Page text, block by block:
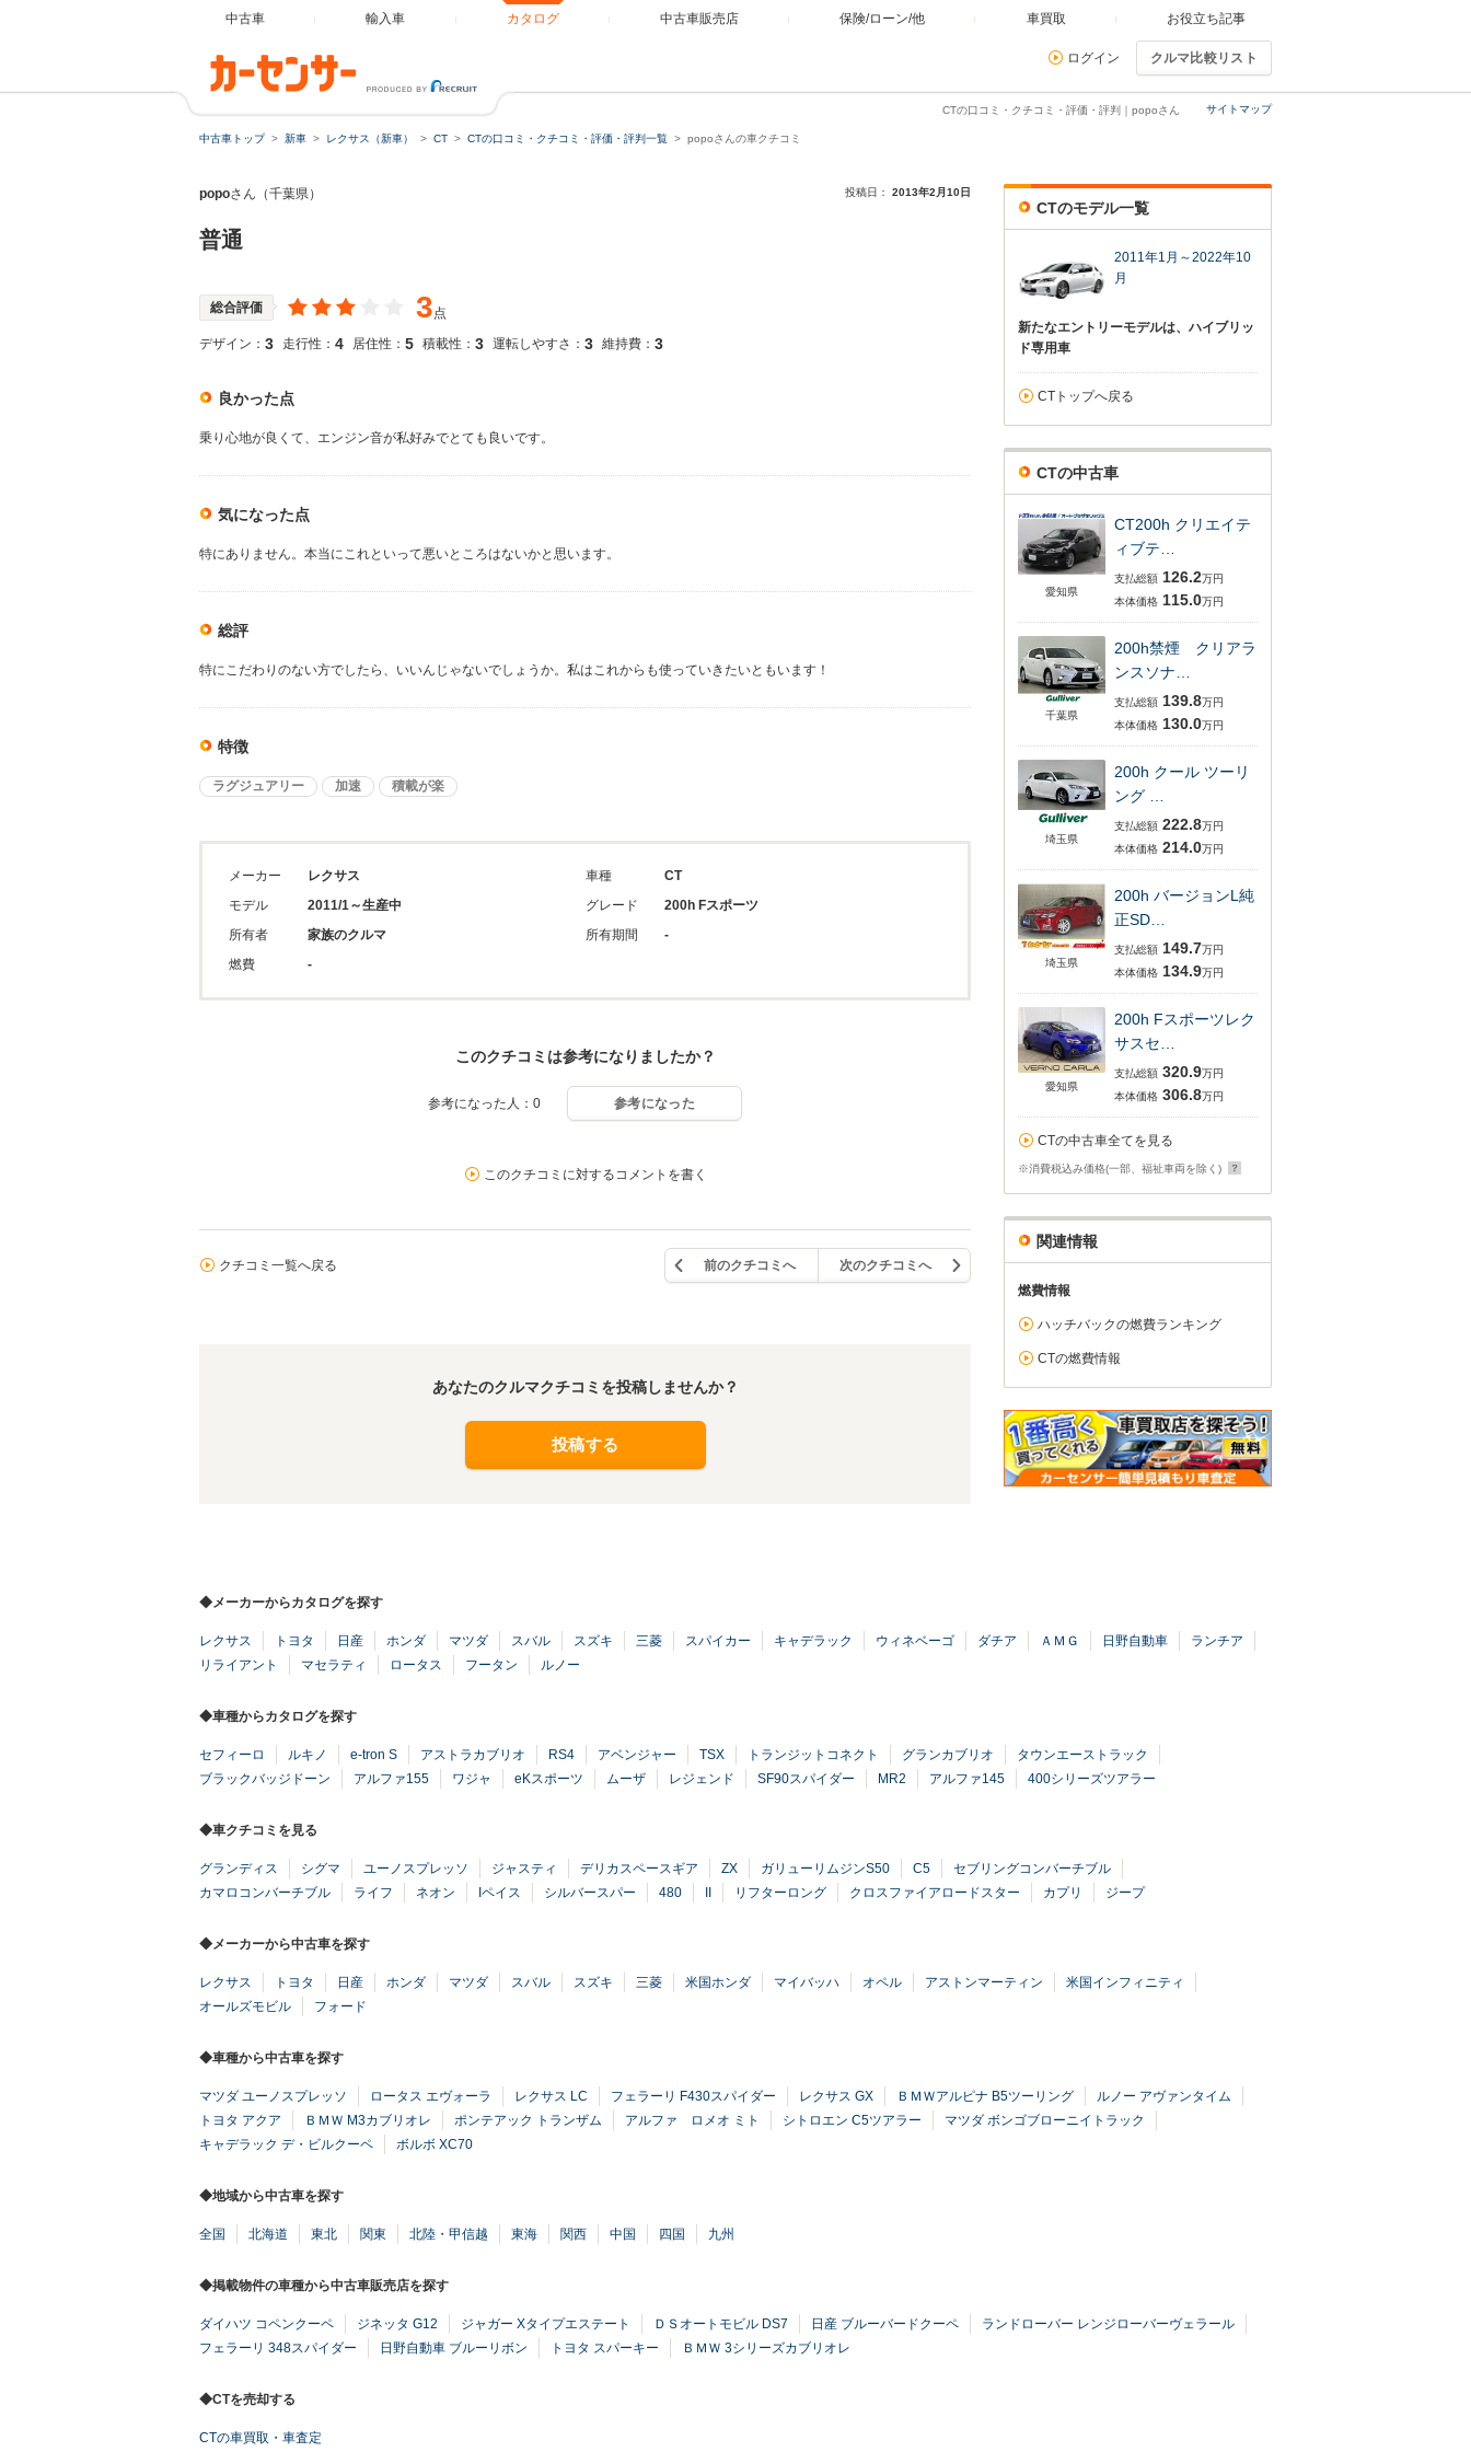
中古車 輸入車 カタログ 中古車販売店 保険/ローン/他 車買取 お役立ち記事
ログイン クルマ比較リスト
サイトマップ
CTの口コミ・クチコミ・評価・評判｜popoさん
中古車トップ 新車 レクサス（新車） CT CTの口コミ・クチコミ・評価・評判一覧 popoさんの車クチコミ
popoさん（千葉県） 投稿日： 2013年2月10日
普通
総合評価 3点
デザイン： 3 走行性： 4 居住性： 5 積載性： 3 運転しやすさ： 3 維持費： 3
良かった点
乗り心地が良くて、エンジン音が私好みでとても良いです。
気になった点
特にありません。本当にこれといって悪いところはないかと思います。
総評
特にこだわりのない方でしたら、いいんじゃないでしょうか。私はこれからも使っていきたいともいます！
特徴
ラグジュアリー 加速 積載が楽
メーカー
レクサス
モデル
2011/1～生産中
所有者
家族のクルマ
燃費
-
車種
CT
グレード
200h Fスポーツ
所有期間
-
このクチコミは参考になりましたか？
参考になった人：0 参考になった
このクチコミに対するコメントを書く
クチコミ一覧へ戻る 前のクチコミへ 次のクチコミへ
あなたのクルマクチコミを投稿しませんか？
投稿する
CTのモデル一覧
2011年1月～2022年10
月
新たなエントリーモデルは、ハイブリッ
ド専用車
CTトップへ戻る
CTの中古車
愛知県
CT200h クリエイテ
ィブテ…
支払総額 126.2万円
本体価格 115.0万円
千葉県
200h禁煙 クリアラ
ンスソナ…
支払総額 139.8万円
本体価格 130.0万円
埼玉県
200h クール ツーリ
ング …
支払総額 222.8万円
本体価格 214.0万円
埼玉県
200h バージョンL純
正SD…
支払総額 149.7万円
本体価格 134.9万円
愛知県
200h Fスポーツレク
サスセ…
支払総額 320.9万円
本体価格 306.8万円
CTの中古車全てを見る
※消費税込み価格(一部、福祉車両を除く)
関連情報
燃費情報
ハッチバックの燃費ランキング
CTの燃費情報
◆メーカーからカタログを探す
レクサス トヨタ 日産 ホンダ マツダ スバル スズキ 三菱 スパイカー キャデラック ウィネベーゴ ダチア ＡＭＧ 日野自動車
ランチア
リライアント
マセラティ ロータス フータン ルノー
◆車種からカタログを探す
セフィーロ ルキノ e-tron S アストラカブリオ RS4 アベンジャー TSX トランジットコネクト グランカブリオ
タウンエーストラック
ブラックバッジドーン
アルファ155 ワジャ eKスポーツ ムーザ レジェンド SF90スパイダー MR2 アルファ145 400シリーズツアラー
◆車クチコミを見る
グランディス シグマ ユーノスプレッソ ジャスティ デリカスペースギア ZX ガリューリムジンS50 C5
セブリングコンバーチブル
カマロコンバーチブル
ライフ ネオン Iペイス シルバースパー 480 リフターロング クロスファイアロードスター カプリ ジープ
◆メーカーから中古車を探す
レクサス トヨタ 日産 ホンダ マツダ スバル スズキ 三菱 米国ホンダ マイバッハ オペル アストンマーティン
米国インフィニティ
オールズモビル
フォード
◆車種から中古車を探す
マツダ ユーノスプレッソ ロータス エヴォーラ レクサス LC フェラーリ F430スパイダー レクサス GX ＢＭＷアルピナ B5ツーリング
ルノー アヴァンタイム
トヨタ アクア
ＢＭＷ M3カブリオレ ポンテアック トランザム アルファ ロメオ ミト シトロエン C5ツアラー
マツダ ボンゴブローニイトラック
キャデラック デ・ビルクーペ
ボルボ XC70
◆地域から中古車を探す
全国 北海道 東北 関東 北陸・甲信越 東海 関西 中国 四国 九州
◆掲載物件の車種から中古車販売店を探す
ダイハツ コペンクーペ ジネッタ G12 ジャガー Xタイプエステート ＤＳオートモビル DS7 日産 ブルーバードクーペ
ランドローバー レンジローバーヴェラール
フェラーリ 348スパイダー
日野自動車 ブルーリボン トヨタ スパーキー ＢＭＷ 3シリーズカブリオレ
◆CTを売却する
CTの車買取・車査定